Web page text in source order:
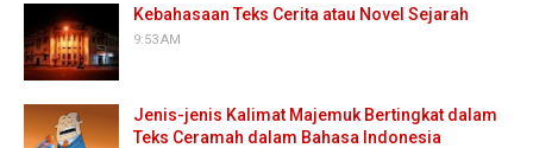
Kebahasaan Teks Cerita atau Novel Sejarah
9:53 AM
Jenis-jenis Kalimat Majemuk Bertingkat dalam
Teks Ceramah dalam Bahasa Indonesia